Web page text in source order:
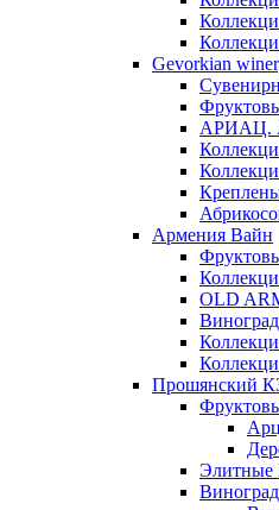
Gevorkian
АРИАЦ.
Армения Вайн
OLD
Прошянский
Элитные